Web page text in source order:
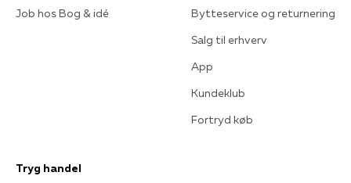
Job hos Bog & idé
Bytteservice og returnering
Salg til erhverv
App
Kundeklub
Fortryd køb
Tryg handel